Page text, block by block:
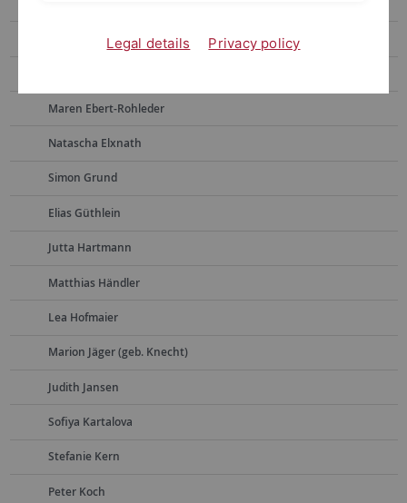
Simon Drescher
Maren Ebert-Rohleder
Natascha Elxnath
Simon Grund
Elias Güthlein
Jutta Hartmann
Matthias Händler
Lea Hofmaier
Marion Jäger (geb. Knecht)
Judith Jansen
Sofiya Kartalova
Stefanie Kern
Peter Koch
Legal details Privacy policy